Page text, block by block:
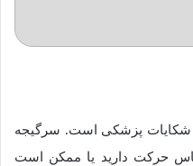
شکایات پزشکی است. سرگیجه
حرکت دارید یا ممکن است